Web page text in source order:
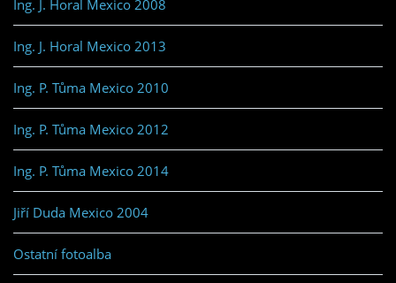
Ing. J. Horal Mexico 2008
Ing. J. Horal Mexico 2013
Ing. P. Tůma Mexico 2010
Ing. P. Tůma Mexico 2012
Ing. P. Tůma Mexico 2014
Jiří Duda Mexico 2004
Ostatní fotoalba